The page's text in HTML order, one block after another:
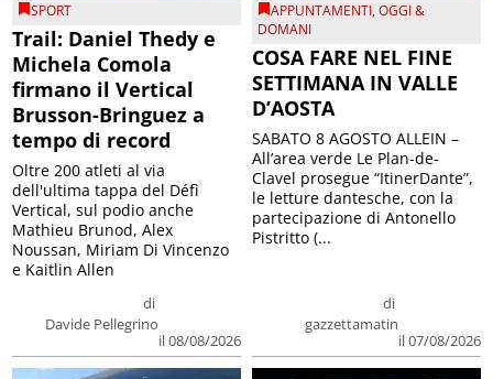
SPORT
Trail: Daniel Thedy e
Michela Comola
firmano il Vertical
Brusson-Bringuez a
tempo di record
di
Davide Pellegrino
il 08/08/2026
Oltre 200 atleti al via
dell'ultima tappa del Défì
Vertical, sul podio anche
Mathieu Brunod, Alex
Noussan, Miriam Di Vincenzo
e Kaitlin Allen
APPUNTAMENTI,OGGI &
DOMANI
COSA FARE NEL FINE
SETTIMANA IN VALLE
D’AOSTA
di
gazzettamatin
il 07/08/2026
SABATO 8 AGOSTO ALLEIN –
All’area verde Le Plan-de-
Clavel prosegue “ItinerDante”,
le letture dantesche, con la
partecipazione di Antonello
Pistritto (...